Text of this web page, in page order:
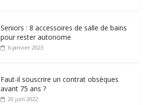
Seniors : 8 accessoires de salle de bains
pour rester autonome
6 janvier 2023
Faut-il souscrire un contrat obsèques
avant 75 ans ?
20 juin 2022